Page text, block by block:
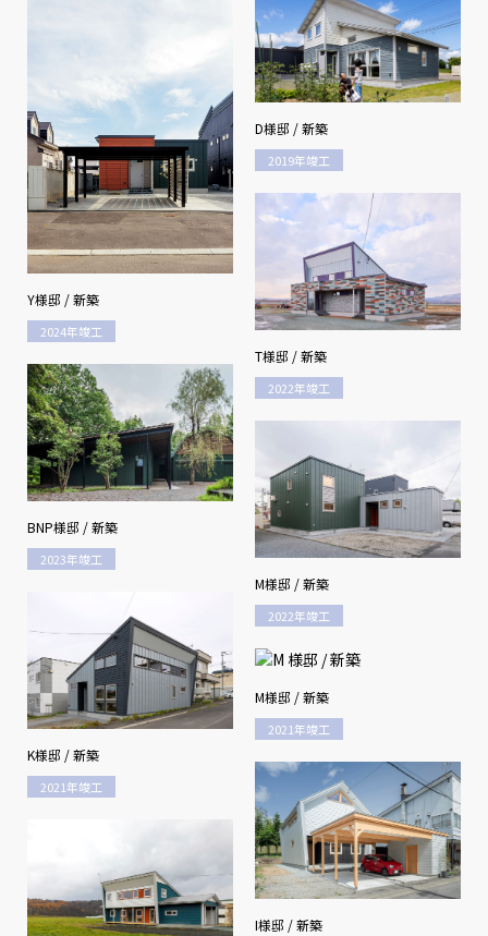
Y様邸 / 新築
2024年竣工
D様邸 / 新築
2019年竣工
T様邸 / 新築
2022年竣工
BNP様邸 / 新築
2023年竣工
M様邸 / 新築
2022年竣工
K様邸 / 新築
2021年竣工
M様邸 / 新築
2021年竣工
I様邸 / 新築